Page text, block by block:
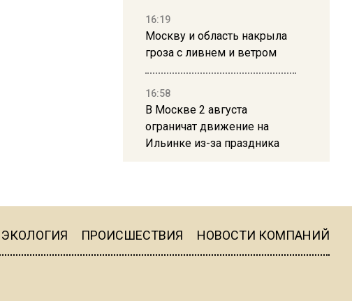
16:19
Москву и область накрыла
гроза с ливнем и ветром
16:58
В Москве 2 августа
ограничат движение на
Ильинке из-за праздника
Telegram после обвинений
ЭКОЛОГИЯ ПРОИСШЕСТВИЯ НОВОСТИ КОМПАНИЙ